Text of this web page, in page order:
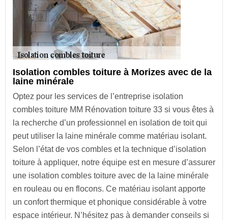
Isolation combles toiture à Morizes avec de la
laine minérale
Optez pour les services de l’entreprise isolation
combles toiture MM Rénovation toiture 33 si vous êtes à
la recherche d’un professionnel en isolation de toit qui
peut utiliser la laine minérale comme matériau isolant.
Selon l’état de vos combles et la technique d’isolation
toiture à appliquer, notre équipe est en mesure d’assurer
une isolation combles toiture avec de la laine minérale
en rouleau ou en flocons. Ce matériau isolant apporte
un confort thermique et phonique considérable à votre
espace intérieur. N’hésitez pas à demander conseils si